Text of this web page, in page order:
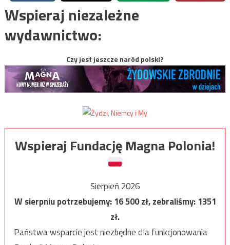
Wspieraj niezależne
wydawnictwo:
Czy jest jeszcze naród polski?
Wspieraj Fundację Magna Polonia!
Sierpień 2026
W sierpniu potrzebujemy:16 500zł, zebraliśmy:1351
zł.
Państwa wsparcie jest niezbędne dla funkcjonowania